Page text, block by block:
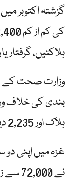
گزشتہ اکتوبر
ہلاکتیں،
وزارت صحت کے
ہلاک اور 2,235 دیگر کو زخمی کیا ہے۔
غزہ میں اپنی
نے